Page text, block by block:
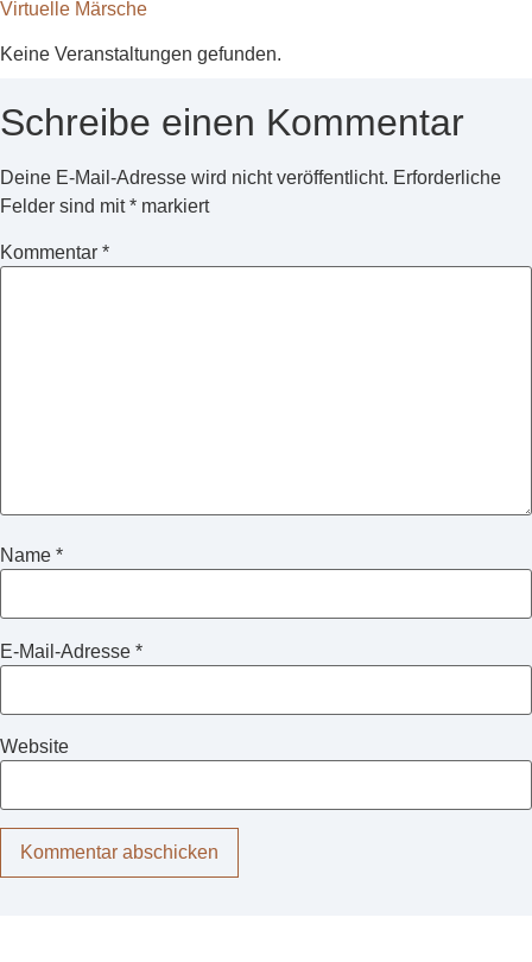
Virtuelle Märsche
Keine Veranstaltungen gefunden.
Schreibe einen Kommentar
Deine E-Mail-Adresse wird nicht veröffentlicht. Erforderliche
Felder sind mit* markiert
Kommentar *
Name *
E-Mail-Adresse *
Website